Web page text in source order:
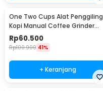
One Two Cups Alat Penggiling
Kopi Manual Coffee Grinder
Adjustable - RHNHA0176
Rp60.500
Rp100.900 41%
+ Keranjang